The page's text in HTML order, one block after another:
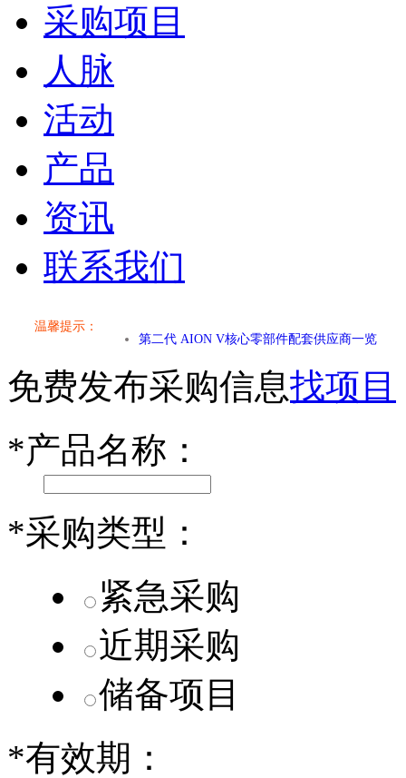
采购项目
人脉
活动
产品
资讯
联系我们
温馨提示：
小米SU7核心零部件配套供应商一览
乐道L60核心零部件配套供应商一览
小米SU7核心零部件配套供应商一览
第二代 AION V核心零部件配套供应商一览
免费发布采购信息找项目
*产品名称：
*采购类型：
紧急采购
近期采购
储备项目
*有效期：